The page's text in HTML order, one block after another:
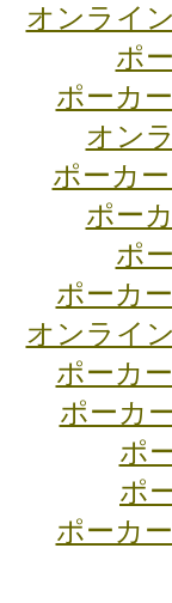
オンライ
ポ
ポーカ
オン
ポーカ
ポー
ポ
ポーカ
オンライ
ポーカ
ポーカ
ポ
ポ
ポーカ